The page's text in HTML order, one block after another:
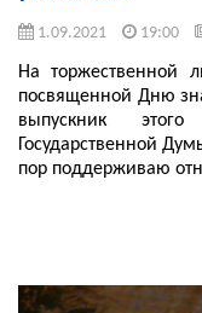
1.09.2021 19:00
На торжественной
посвященной Дню
выпускник
Государственной
пор поддерживаю